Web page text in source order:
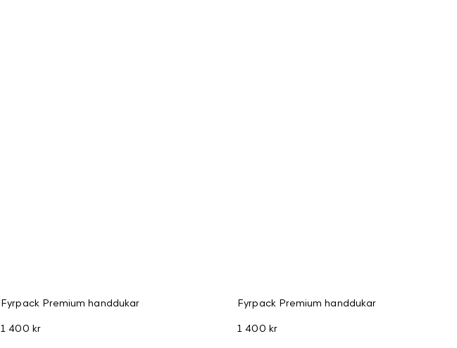
Fyrpack Premium handdukar
1 400 kr
Fyrpack Premium handdukar
1 400 kr